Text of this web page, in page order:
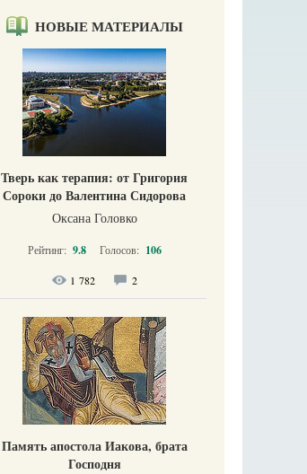
НОВЫЕ МАТЕРИАЛЫ
Тверь как терапия: от Григория
Сороки до Валентина Сидорова
Оксана Головко
Рейтинг: 9.8 Голосов: 106
1 782 2
Память апостола Иакова, брата
Господня